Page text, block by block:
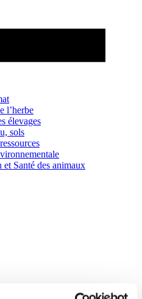
l’herbe
élevages
sols
Santé des animaux